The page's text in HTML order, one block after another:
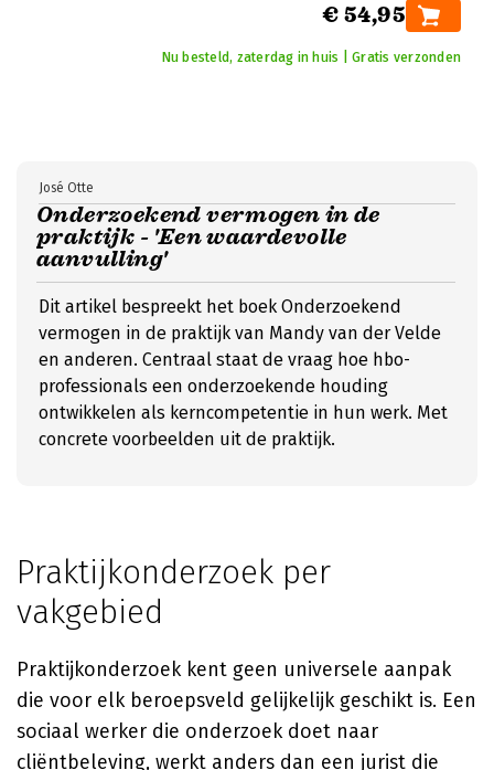
€ 54,95
Nu besteld, zaterdag in huis | Gratis verzonden
Onderzoekend vermogen in de
praktijk - 'Een waardevolle
aanvulling'
José Otte
Dit artikel bespreekt het boek Onderzoekend
vermogen in de praktijk van Mandy van der Velde
en anderen. Centraal staat de vraag hoe hbo-
professionals een onderzoekende houding
ontwikkelen als kerncompetentie in hun werk. Met
concrete voorbeelden uit de praktijk.
Praktijkonderzoek per
vakgebied
Praktijkonderzoek kent geen universele aanpak
die voor elk beroepsveld gelijkelijk geschikt is. Een
sociaal werker die onderzoek doet naar
cliëntbeleving, werkt anders dan een jurist die